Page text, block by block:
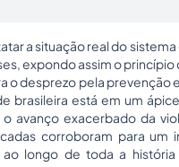
a situação real do
expondo assim o princípio
o desprezo pela prevenção
brasileira está em um
avanço exacerbado da
corroboram para um
longo de toda a